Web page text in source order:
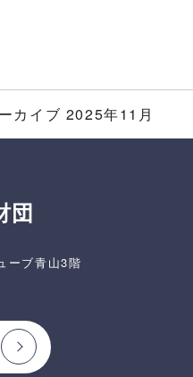
カイブ 2025年11月
団
ーブ青山3階